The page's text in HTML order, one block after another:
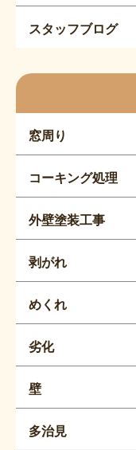
スタッフブログ
窓周り
コーキング処理
外壁塗装工事
剥がれ
めくれ
劣化
壁
多治見